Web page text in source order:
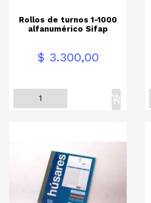
Rollos de turnos 1-1000
alfanumérico Sifap
Precio$ 3.300,00